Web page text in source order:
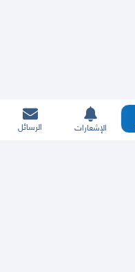
الإشعارات الرسائل